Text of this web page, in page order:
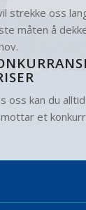
strekke oss
måten å
oss kan du
et